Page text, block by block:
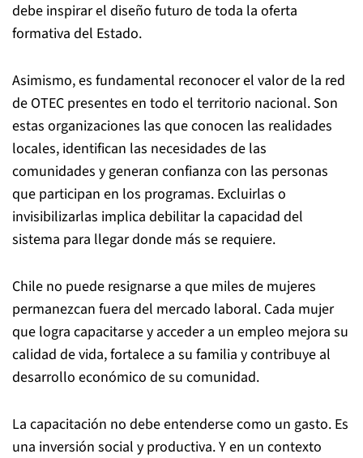
debe inspirar el diseño futuro de toda la oferta
formativa del Estado.
Asimismo, es fundamental reconocer el valor de la red
de OTEC presentes en todo el territorio nacional. Son
estas organizaciones las que conocen las realidades
locales, identifican las necesidades de las
comunidades y generan confianza con las personas
que participan en los programas. Excluirlas o
invisibilizarlas implica debilitar la capacidad del
sistema para llegar donde más se requiere.
Chile no puede resignarse a que miles de mujeres
permanezcan fuera del mercado laboral. Cada mujer
que logra capacitarse y acceder a un empleo mejora su
calidad de vida, fortalece a su familia y contribuye al
desarrollo económico de su comunidad.
La capacitación no debe entenderse como un gasto. Es
una inversión social y productiva. Y en un contexto